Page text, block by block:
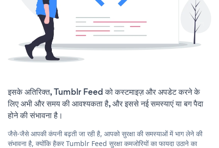
इसके अतिरिक्त, Tumblr Feed को कस्टमाइज़ और अपडेट करने के
लिए अभी और समय की आवश्यकता है, और इससे नई समस्याएं या बग पैदा
होने की संभावना है।
जैसे-जैसे आपकी कंपनी बढ़ती जा रही है, आपको सुरक्षा की समस्याओं में भाग लेने की
संभावना है, क्योंकि हैकर Tumblr Feed सुरक्षा कमजोरियों का फायदा उठाने का